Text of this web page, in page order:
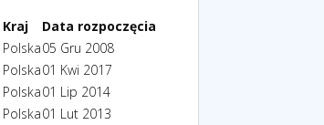
Kraj
Data rozpoczęcia
Polska05 Gru 2008
Polska01 Kwi 2017
Polska01 Lip 2014
Polska01 Lut 2013